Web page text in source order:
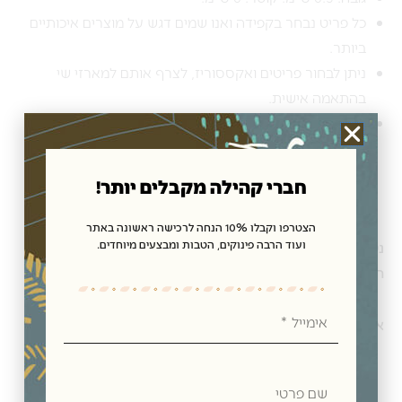
כל פריט נבחר בקפידה ואנו שמים דגש על מוצרים איכותיים
ביותר.
ניתן לבחור פריטים ואקססוריז, לצרף אותם למארזי שי
בהתאמה אישית.
ניתן לשלוח את הפריטים במתנה לחברים ובני משפחה בכל
רחבי הארץ.
ניתן לרכוש את המתנות, האקססוריז לבית וכןמארזי שי
או בחנות האון ליין שלנו ולקבל במשלוח מהיר עד הבית.
חברי קהילה מקבלים יותר!
הצטרפו וקבלו 10% הנחה לרכישה ראשונה באתר
ועוד הרבה פינוקים, הטבות ומבצעים מיוחדים.